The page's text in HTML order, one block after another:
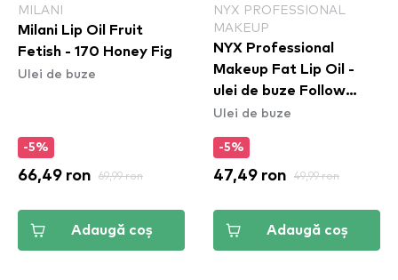
MILANI
Milani Lip Oil Fruit
Fetish - 170 Honey Fig
Ulei de buze
-5%
66,49 ron 69,99 ron
Adaugă coș
NYX PROFESSIONAL
MAKEUP
NYX Professional
Makeup Fat Lip Oil -
ulei de buze Follow
Back (FOLD06)
Ulei de buze
-5%
47,49 ron 49,99 ron
Adaugă coș